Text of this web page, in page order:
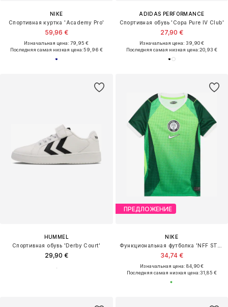
NIKE
Спортивная куртка 'Academy Pro'
59,96 €
Изначальная цена: 79,95 €
Последняя самая низкая цена:59,96 €
ADIDAS PERFORMANCE
Спортивная обувь 'Copa Pure IV Club'
27,90 €
Изначальная цена: 39,90 €
Последняя самая низкая цена:20,93 €
HUMMEL
Спортивная обувь 'Derby Court'
29,90 €
ПРЕДЛОЖЕНИЕ
NIKE
Функциональная футболка 'NFF STAD HM'
34,74 €
Изначальная цена: 84,90 €
Последняя самая низкая цена:31,85 €